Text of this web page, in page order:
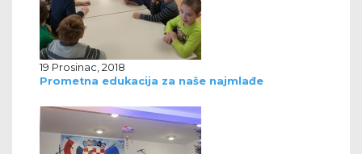
19 Prosinac, 2018
Prometna edukacija za naše najmlađe